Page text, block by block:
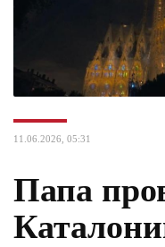
11.06.2026, 05:31
Папа